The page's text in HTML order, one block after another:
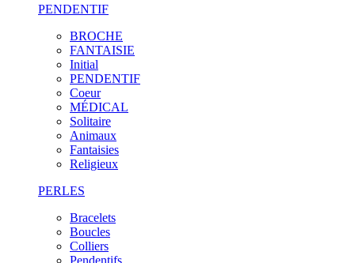
PENDENTIF
BROCHE
FANTAISIE
Initial
PENDENTIF
Coeur
MÉDICAL
Solitaire
Animaux
Fantaisies
Religieux
PERLES
Bracelets
Boucles
Colliers
Pendentifs